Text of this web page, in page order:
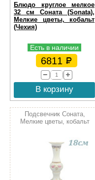
Блюдо круглое мелкое
32 см Соната (Sonata),
Мелкие цветы, кобальт
(Чехия)
Есть в наличии
6811
В корзину
Подсвечник Соната,
Мелкие цветы, кобальт